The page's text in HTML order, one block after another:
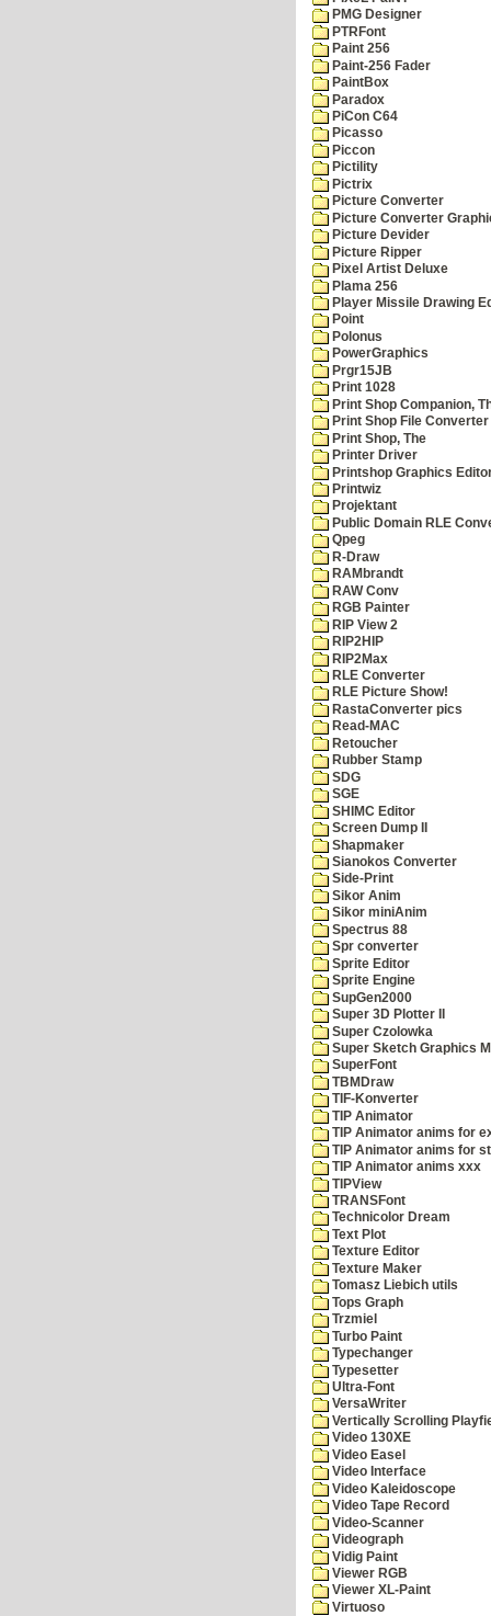
PMG Designer
PTRFont
Paint 256
Paint-256 Fader
PaintBox
Paradox
PiCon C64
Picasso
Piccon
Pictility
Pictrix
Picture Converter
Picture Converter
Picture Devider
Picture Ripper
Pixel Artist Deluxe
Plama 256
Player Missile Drawing
Point
Polonus
PowerGraphics
Prgr15JB
Print 1028
Print Shop Companion,
Print Shop File Converter
Print Shop, The
Printer Driver
Printshop Graphics
Printwiz
Projektant
Public Domain RLE
Qpeg
R-Draw
RAMbrandt
RAW Conv
RGB Painter
RIP View 2
RIP2HIP
RIP2Max
RLE Converter
RLE Picture Show!
RastaConverter pics
Read-MAC
Retoucher
Rubber Stamp
SDG
SGE
SHIMC Editor
Screen Dump II
Shapmaker
Sianokos Converter
Side-Print
Sikor Anim
Sikor miniAnim
Spectrus 88
Spr converter
Sprite Editor
Sprite Engine
SupGen2000
Super 3D Plotter II
Super Czolowka
Super Sketch Graphics
SuperFont
TBMDraw
TIF-Konverter
TIP Animator
TIP Animator anims for
TIP Animator anims for
TIP Animator anims xxx
TIPView
TRANSFont
Technicolor Dream
Text Plot
Texture Editor
Texture Maker
Tomasz Liebich utils
Tops Graph
Trzmiel
Turbo Paint
Typechanger
Typesetter
Ultra-Font
VersaWriter
Vertically Scrolling
Video 130XE
Video Easel
Video Interface
Video Kaleidoscope
Video Tape Record
Video-Scanner
Videograph
Vidig Paint
Viewer RGB
Viewer XL-Paint
Virtuoso